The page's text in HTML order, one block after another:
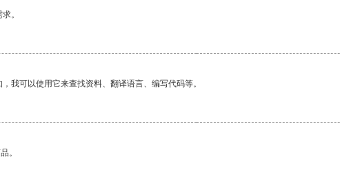
。
我可以使用它来查找资料、翻译语言、编写代码等。
。